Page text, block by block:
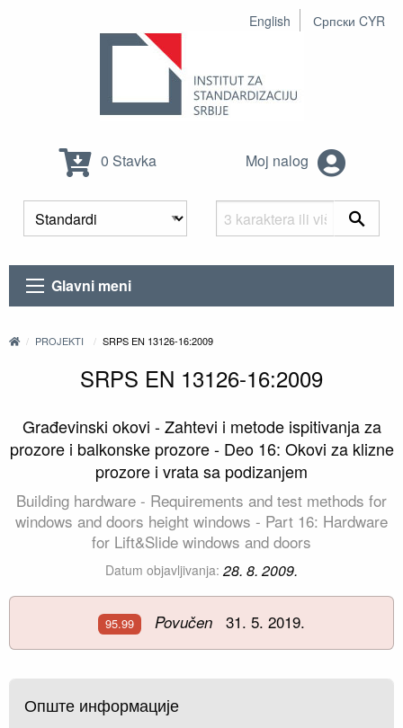
English Српски CYR
0 Stavka Moj nalog
Glavni meni
PROJEKTI SRPS EN 13126-16:2009
SRPS EN 13126-16:2009
Građevinski okovi - Zahtevi i metode ispitivanja za
prozore i balkonske prozore - Deo 16: Okovi za klizne
prozore i vrata sa podizanjem
Building hardware - Requirements and test methods for
windows and doors height windows - Part 16: Hardware
for Lift&Slide windows and doors
Datum objavljivanja: 28. 8. 2009.
95.99 Povučen 31. 5. 2019.
Опште информације